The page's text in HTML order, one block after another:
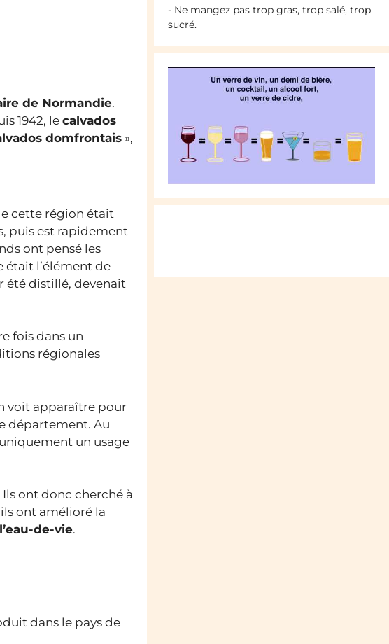
de Normandie.
1942, le calvados
domfrontais »,
cette région était
puis est rapidement
ont pensé les
était l’élément de
été distillé, devenait
fois dans un
régionales
voit apparaître pour
département. Au
un usage
Ils ont donc cherché à
ont amélioré la
de-vie.
dans le pays de
- Ne mangez pas trop gras, trop salé, trop
sucré.